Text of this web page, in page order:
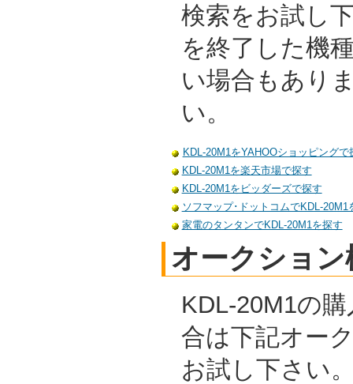
検索をお試し
を終了した機
い場合もあり
い。
KDL-20M1をYAHOOショッピングで
KDL-20M1を楽天市場で探す
KDL-20M1をビッダーズで探す
ソフマップ･ドットコムでKDL-20M1
家電のタンタンでKDL-20M1を探す
オークション
KDL-20M1の
合は下記オー
お試し下さい